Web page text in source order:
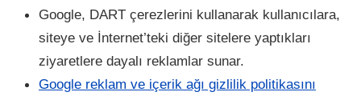
Google, DART çerezlerini kullanarak kullanıcılara,
siteye ve İnternet’teki diğer sitelere yaptıkları
ziyaretlere dayalı reklamlar sunar.
Google reklam ve içerik ağı gizlilik politikasını